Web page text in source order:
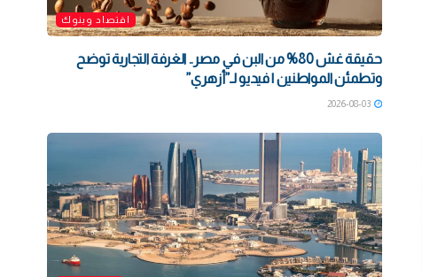
اقتصاد وبنوك
حقيقة غش 80% من البن في مصر.. الغرفة التجارية توضح
وتطمئن المواطنين | فيديو لـ”أزهري”
2026-08-03